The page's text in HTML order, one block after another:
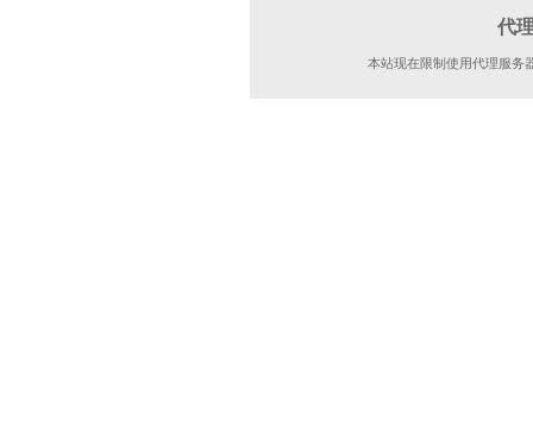
代
本站现在限制使用代理服务